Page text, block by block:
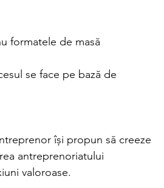
formatele de masă
se face pe bază de
își propun să creeze
antreprenoriatului
valoroase.